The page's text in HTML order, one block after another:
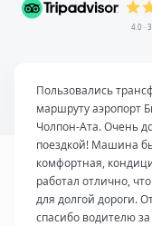
4.0 ·
Пользовались
маршруту аэропорт
Чолпон-Ата. Очень
поездкой! Машина
комфортная,
работал отлично,
для долгой дороги.
спасибо водителю за